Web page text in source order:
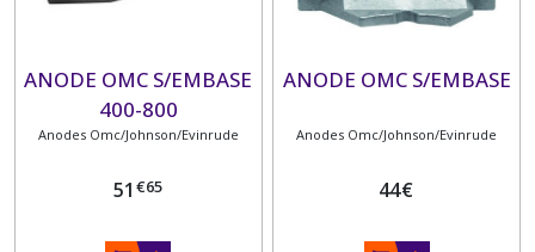
ANODE OMC S/EMBASE
400-800
Anodes Omc/Johnson/Evinrude
51 €65
ANODE OMC S/EMBASE
Anodes Omc/Johnson/Evinrude
44€
TOHATSU